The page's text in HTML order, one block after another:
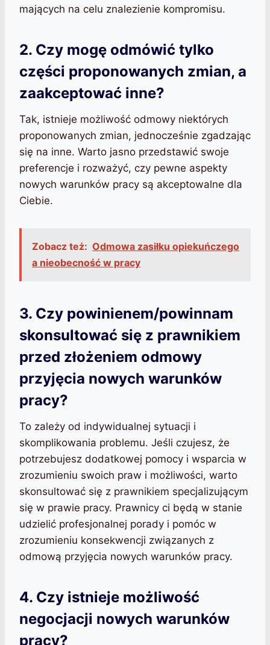
mających na celu znalezienie kompromisu.
2. Czy mogę odmówić tylko
części proponowanych zmian, a
zaakceptować inne?
Tak, istnieje możliwość odmowy niektórych
proponowanych zmian, jednocześnie zgadzając
się na inne. Warto jasno przedstawić swoje
preferencje i rozważyć, czy pewne aspekty
nowych warunków pracy są akceptowalne dla
Ciebie.
Zobacz też: Odmowa zasiłku opiekuńczego
a nieobecność w pracy
3. Czy powinienem/powinnam
skonsultować się z prawnikiem
przed złożeniem odmowy
przyjęcia nowych warunków
pracy?
To zależy od indywidualnej sytuacji i
skomplikowania problemu. Jeśli czujesz, że
potrzebujesz dodatkowej pomocy i wsparcia w
zrozumieniu swoich praw i możliwości, warto
skonsultować się z prawnikiem specjalizującym
się w prawie pracy. Prawnicy ci będą w stanie
udzielić profesjonalnej porady i pomóc w
zrozumieniu konsekwencji związanych z
odmową przyjęcia nowych warunków pracy.
4. Czy istnieje możliwość
negocjacji nowych warunków
pracy?